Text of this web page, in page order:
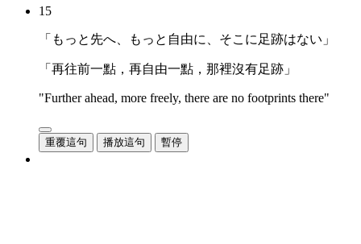
15
「もっと先へ、もっと自由に、そこに足跡はない」
「再往前一點，再自由一點，那裡沒有足跡」
"Further ahead, more freely, there are no footprints there"
重覆這句 播放這句 暫停